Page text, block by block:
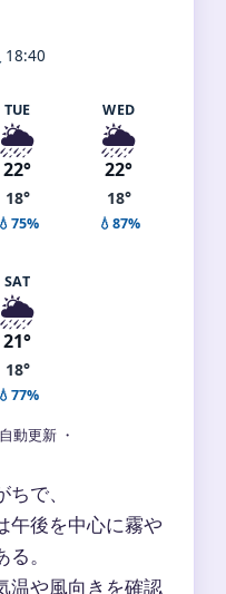
18:40
TUE
🌦️
22°
18°
💧75%
WED
🌦️
22°
18°
💧87%
SAT
🌦️
21°
18°
💧77%
動更新 ・
で、
午後を中心に霧や
。
温や風向きを確認